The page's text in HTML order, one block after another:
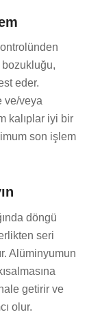
eder.
ve/veya
kalıplar iyi bir
son işlem
döngü
seri
Alüminyumun
getirir ve
olur.